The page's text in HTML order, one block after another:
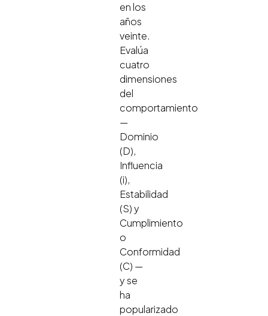
en los
años
veinte.
Evalúa
cuatro
dimensiones
del
comportamiento
—
Dominio
(D),
Influencia
(i),
Estabilidad
(S) y
Cumplimiento
o
Conformidad
(C) —
y se
ha
popularizado